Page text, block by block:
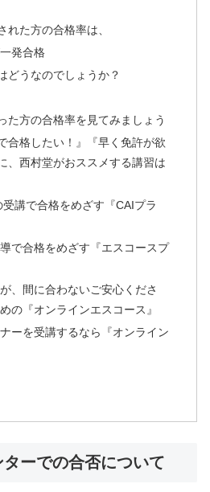
れた方の合格率は、
発合格
どうなのでしょうか？
た方の合格率を見てみましょう
合格したい！』『早く免許が欲
、西村堂がおススメする講習は
講で合格をめざす『CAIプラ
で合格をめざす『エスコースプ
、間に合わないご安心くださ
の『オンラインエスコース』
ーを受講するなら『オンライン
ーでの合否について